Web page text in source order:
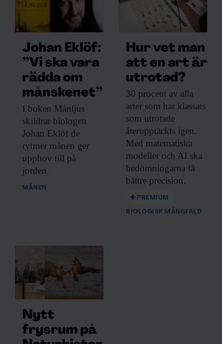
Johan Eklöf:
”Vi ska vara
rädda om
månskenet”
I boken Månljus
skildrar biologen
Johan Eklöf de
rytmer månen ger
upphov till på
jorden.
MÅNEN
Hur vet man
att en art är
utrotad?
30 procent av alla
arter som har klassats
som utrotade
återupptäckts igen.
Med matematiska
modeller och AI ska
bedömningarna få
bättre precision.
PREMIUM
BIOLOGISK MÅNGFALD
Nytt
frysrum på